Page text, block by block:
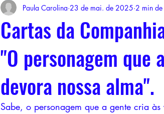
Cartas da
"O personagem que
devora nossa alma".
Paula Carolina 23 de mai. de 2025 2 min de
Sabe, o personagem que a gente cria